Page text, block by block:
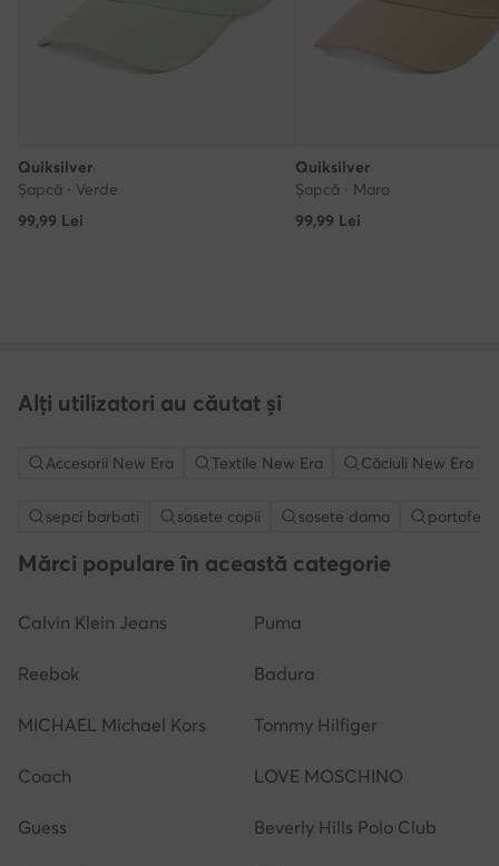
Quiksilver
Șapcă · Verde
99,99 Lei
Quiksilver
Șapcă · Maro
99,99 Lei
Alți utilizatori au căutat și
Accesorii New Era Textile New Era Căciuli New Era
sepci barbati sosete copii sosete dama portofele
Mărci populare în această categorie
Calvin Klein Jeans Puma
Reebok Badura
MICHAEL Michael Kors Tommy Hilfiger
Coach LOVE MOSCHINO
Guess Beverly Hills Polo Club